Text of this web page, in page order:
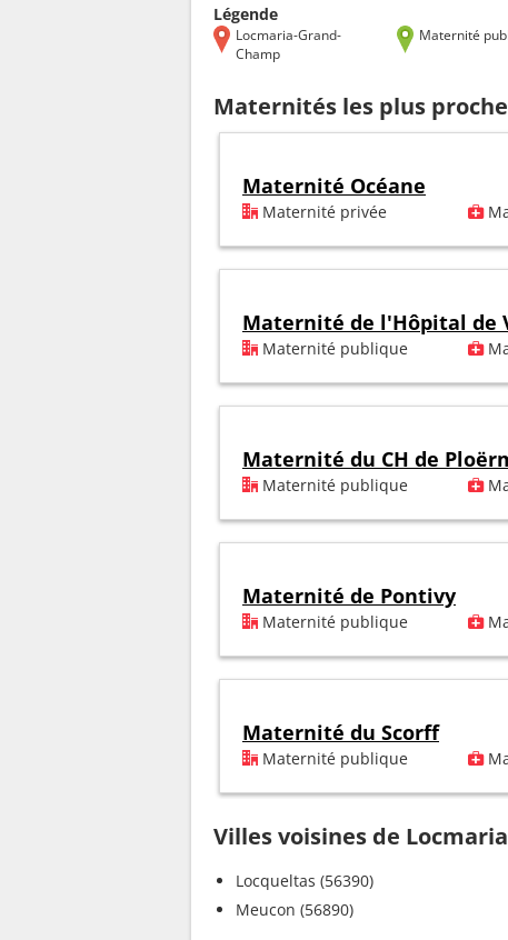
Légende
Locmaria-Grand-
Champ
Maternité
Maternités les plus
Maternité Océane
Maternité privée
Maternité de l'Hôpital de
Maternité publique
Maternité du CH de
Maternité publique
Maternité de Pontivy
Maternité publique
Maternité du Scorff
Maternité publique
Villes voisines de
Locqueltas (56390)
Meucon (56890)